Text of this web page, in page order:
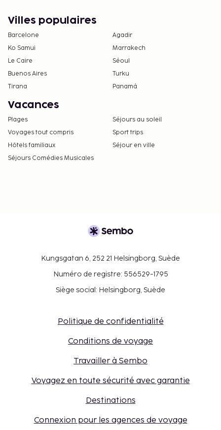
Villes populaires
Barcelone
Agadir
Ko Samui
Marrakech
Le Caire
Séoul
Buenos Aires
Turku
Tirana
Panamá
Vacances
Plages
Séjours au soleil
Voyages tout compris
Sport trips
Hôtels familiaux
Séjour en ville
Séjours Comédies Musicales
Kungsgatan 6, 252 21 Helsingborg, Suède
Numéro de registre: 556529-1795
Siège social: Helsingborg, Suède
Politique de confidentialité
Conditions de voyage
Travailler à Sembo
Voyagez en toute sécurité avec garantie
Destinations
Connexion pour les agences de voyage